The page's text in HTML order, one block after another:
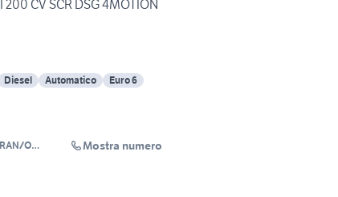
CV SCR DSG 4MOTION
Diesel Automatico Euro 6
O
Mostra numero